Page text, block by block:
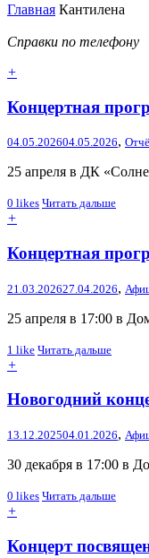
Главная Кантилена
Справки по телефону
+
Концертная
04.05.202604.05.2026,
25 апреля в ДК
0 likes Читать дальше
+
Концертная
21.03.202627.04.2026,
25 апреля в 17:00 в
1 like Читать дальше
+
Новогодний
13.12.202504.01.2026,
30 декабря в 17:00 в
0 likes Читать дальше
+
Концерт